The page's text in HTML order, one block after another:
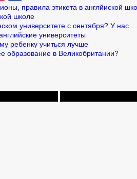
школе
университете с сентября? У нас ...
университеты
ребенку учиться лучше
образование в Великобритании?